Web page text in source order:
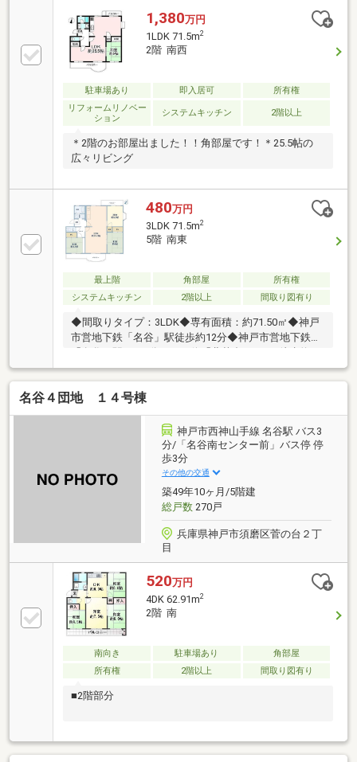
1,380万円
1LDK 71.5m2
2階 南西
駐車場あり 即入居可
所有権
リフォームリノベー
ション
システムキッチン 2階以上
＊2階のお部屋出ました！！角部屋です！＊25.5帖の
広々リビング
480万円
3LDK 71.5m2
5階 南東
最上階 角部屋
所有権
システムキッチン
2階以上 間取り図有り
◆間取りタイプ：3LDK◆専有面積：約71.50㎡◆神戸
市営地下鉄「名谷」駅徒歩約12分◆神戸市営地下鉄
分◆両面バルコニー（南東・北西） 角部屋のため日
当たり通風良好◆全居室に開口部有◆浴室に窓あり◆
前面に建物がないため眺望良好◆最上階のため上階か
らの足音が気になりません◆物件の詳細及び内覧希望
のお問い合わせにつきましては 担当「大川内」まで
お願いいたします。（フリーコール ０１２０－１０
名谷４団地 １４号棟
神戸市西神山手線 名谷駅 バス3
分/「名谷南センター前」バス停 停
歩3分
その他の交通
築49年10ヶ月/5階建
総戸数270戸
兵庫県神戸市須磨区菅の台２丁
目
520万円
4DK 62.91m2
2階 南
南向き 駐車場あり
角部屋
所有権
2階以上 間取り図有り
■2階部分